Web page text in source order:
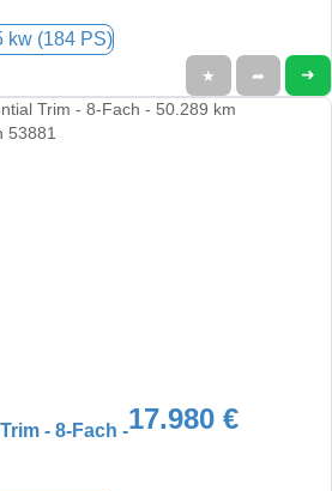
kw (184 PS)
★ ➦ ➜
- 8-Fach -17.980 €